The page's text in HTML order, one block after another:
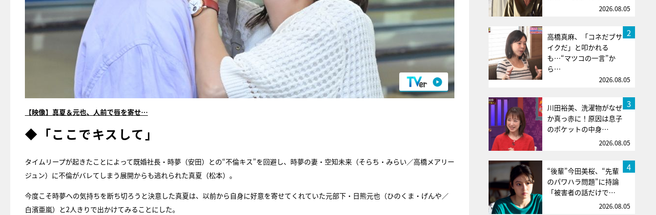
【映像】真夏＆元也、人前で唇を寄せ…
◆「ここでキスして」
タイムリープが起きたことによって既婚社長・時夢（安田）との“不倫キス”を回避し、時夢の妻・空知未来（そらち・みらい／高橋メアリー
ジュン）に不倫がバレてしまう展開からも逃れられた真夏（松本）。
今度こそ時夢への気持ちを断ち切ろうと決意した真夏は、以前から自身に好意を寄せてくれていた元部下・日熊元也（ひのくま・げんや／
白濱亜嵐）と2人きりで出かけてみることにした。
2026.08.05
2
高橋真麻、「コネだブサ
イクだ」と叩かれる
も…“マツコの一言”か
ら…
2026.08.05
3
川田裕美、洗濯物がなぜ
か真っ赤に！原因は息子
のポケットの中身…
2026.08.05
4
“後輩”今田美桜、“先輩
のパワハラ問題”に持論
「被害者の話だけで…
2026.08.05